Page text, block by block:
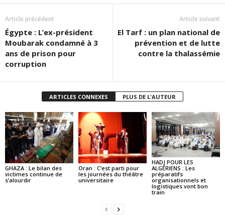
Article précédent
Égypte : L’ex-président
Moubarak condamné à 3
ans de prison pour
corruption
Article suivant
El Tarf : un plan national de
prévention et de lutte
contre la thalassémie
ARTICLES CONNEXES PLUS DE L'AUTEUR
GHAZA : Le bilan des
victimes continue de
s’alourdir
Oran : C’est parti pour
les journées du théâtre
universitaire
HADJ POUR LES
ALGÉRIENS : Les
préparatifs
organisationnels et
logistiques vont bon
train